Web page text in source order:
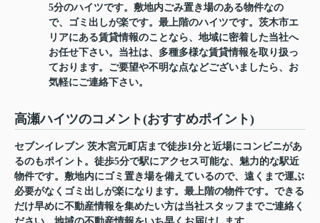
5分のハイツです。敷地内ごみ置き場のある物件なの
で、ゴミ出しが楽です。最上階のハイツです。茨木市エ
リアにある賃貸情報のことなら、地域に密着した当社へ
お任せ下さい。当社は、多種多様な賃貸情報を取り扱っ
ております。ご要望や不明な点などございましたら、お
気軽にご連絡下さい。
高瀬ハイツのコメント(おすすめポイント)
セブンイレブン 茨木宮元町店まで徒歩1分と近場にコンビニがあ
るのもポイント。徒歩5分で駅にアクセス可能な、魅力的な駅近
物件です。敷地内にゴミ置き場を備えているので、遠くまで運ぶ
必要がなくゴミ出しが楽になります。最上階の物件です。できる
だけ早めに不動産情報を集めたい方は当社スタッフまでご連絡く